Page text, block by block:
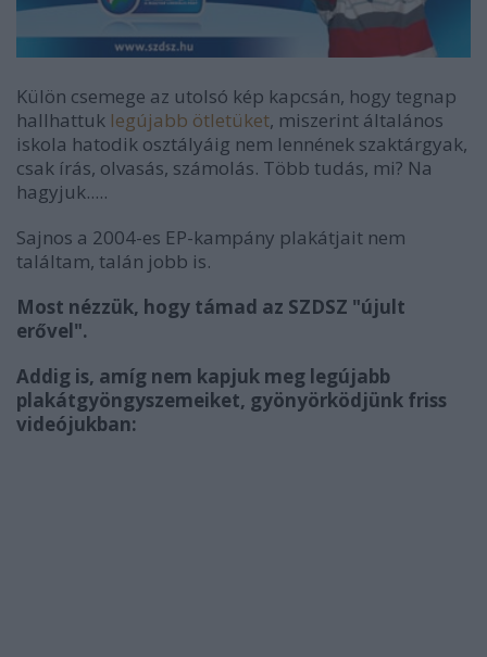
Külön csemege az utolsó kép kapcsán, hogy tegnap
hallhattuk legújabb ötletüket, miszerint általános
iskola hatodik osztályáig nem lennének szaktárgyak,
csak írás, olvasás, számolás. Több tudás, mi? Na
hagyjuk.....
Sajnos a 2004-es EP-kampány plakátjait nem
találtam, talán jobb is.
Most nézzük, hogy támad az SZDSZ "újult
erővel".
Addig is, amíg nem kapjuk meg legújabb
plakátgyöngyszemeiket, gyönyörködjünk friss
videójukban: